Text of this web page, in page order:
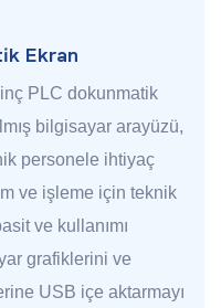
Ekran
PLC dokunmatik
bilgisayar arayüzü,
personele ihtiyaç
ve işleme için teknik
ve kullanımı
grafiklerini ve
USB içe aktarmayı